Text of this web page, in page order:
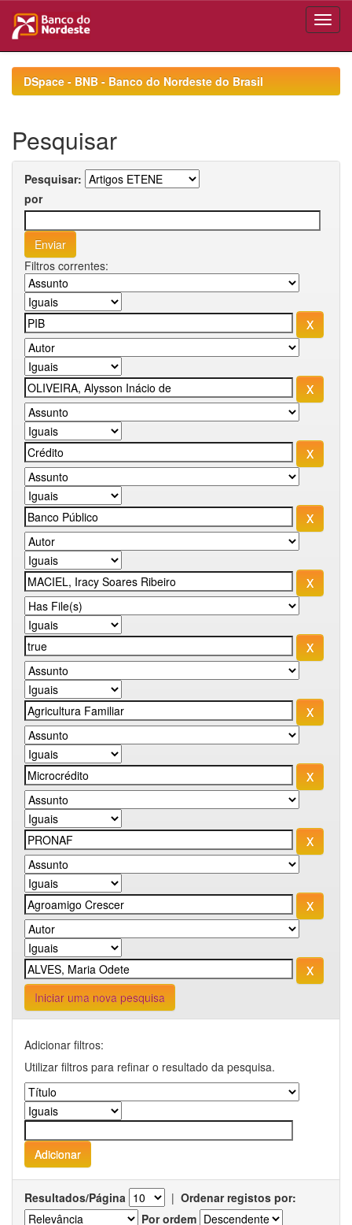
navigationDSpace - BNB - Banco do Nordeste do Brasil
Pesquisar
Pesquisar:
por
Filtros correntes:
Iniciar uma nova pesquisa
Adicionar filtros:
Utilizar filtros para refinar o resultado da pesquisa.
Resultados/Página | Ordenar registos por:
Por ordem